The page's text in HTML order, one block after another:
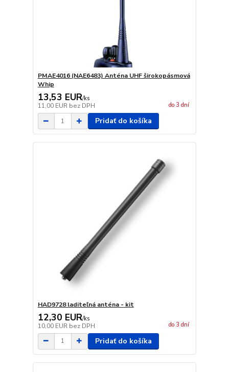
PMAE4016 (NAE6483) Anténa UHF širokopásmová
Whip
13,53 EUR/ks
11,00 EUR bez DPH do 3 dní
Pridať do košíka
HAD9728 laditeľná anténa - kit
12,30 EUR/ks
10,00 EUR bez DPH do 3 dní
Pridať do košíka